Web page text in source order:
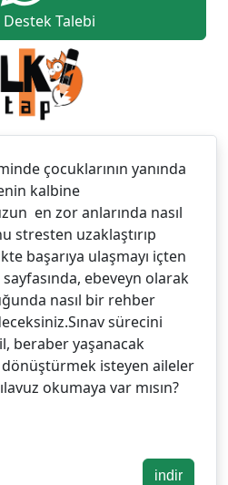
Talebi
çocuklarının yanında
kalbine
en zor anlarında nasıl
stresten uzaklaştırıp
başarıya ulaşmayı içten
ebeveyn olarak
nasıl bir rehber
sürecini
beraber yaşanacak
isteyen aileler
okumaya var mısın?
indir